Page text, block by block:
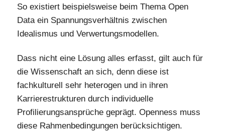
So existiert beispielsweise beim Thema Open
Data ein Spannungsverhältnis zwischen
Idealismus und Verwertungsmodellen.
Dass nicht eine Lösung alles erfasst, gilt auch für
die Wissenschaft an sich, denn diese ist
fachkulturell sehr heterogen und in ihren
Karrierestrukturen durch individuelle
Profilierungsansprüche geprägt. Openness muss
diese Rahmenbedingungen berücksichtigen.